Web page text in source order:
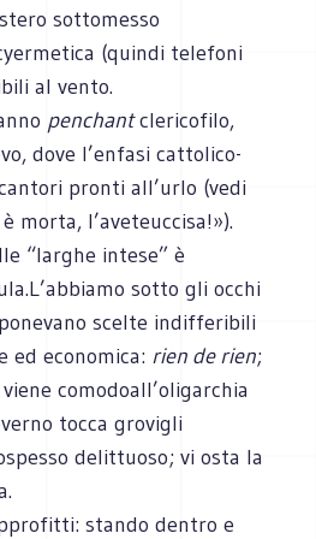
sottomesso
(quindi telefoni
al vento.
penchantclericofilo,
dove l’enfasi cattolico-
pronti all’urlo (vedi
morta, l’aveteuccisa!»).
“larghe intese” è
sotto gli occhi
scelte indifferibili
ed economica: rien de rien;
comodoall’oligarchia
tocca grovigli
delittuoso; vi osta la
stando dentro e